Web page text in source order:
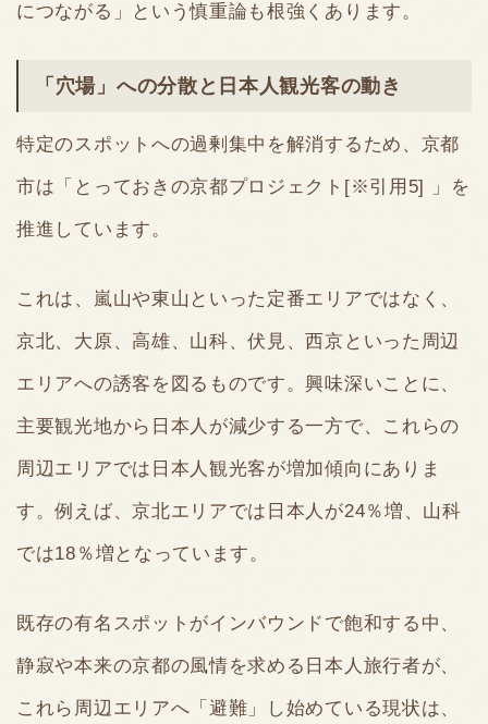
につながる」という慎重論も根強くあります。
「穴場」への分散と日本人観光客の動き
特定のスポットへの過剰集中を解消するため、京都
市は「とっておきの京都プロジェクト[※引用5] 」を
推進しています。
これは、嵐山や東山といった定番エリアではなく、
京北、大原、高雄、山科、伏見、西京といった周辺
エリアへの誘客を図るものです。興味深いことに、
主要観光地から日本人が減少する一方で、これらの
周辺エリアでは日本人観光客が増加傾向にありま
す。例えば、京北エリアでは日本人が24％増、山科
では18％増となっています。
既存の有名スポットがインバウンドで飽和する中、
静寂や本来の京都の風情を求める日本人旅行者が、
これら周辺エリアへ「避難」し始めている現状は、